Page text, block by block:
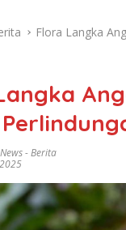
Flora Langka
-Berita